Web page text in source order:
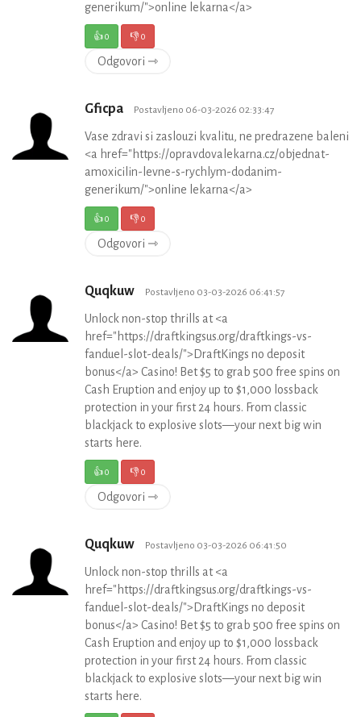
generikum/">online lekarna</a>
👍0 👎0
Odgovori ⇾
Gficpa Postavljeno 06-03-2026 02:33:47
Vase zdravi si zaslouzi kvalitu, ne predrazene baleni
<a href="https://opravdovalekarna.cz/objednat-
amoxicilin-levne-s-rychlym-dodanim-
generikum/">online lekarna</a>
👍0 👎0
Odgovori ⇾
Quqkuw Postavljeno 03-03-2026 06:41:57
Unlock non-stop thrills at <a
href="https://draftkingsus.org/draftkings-vs-
fanduel-slot-deals/">DraftKings no deposit
bonus</a> Casino! Bet $5 to grab 500 free spins on
Cash Eruption and enjoy up to $1,000 lossback
protection in your first 24 hours. From classic
blackjack to explosive slots—your next big win
starts here.
👍0 👎0
Odgovori ⇾
Quqkuw Postavljeno 03-03-2026 06:41:50
Unlock non-stop thrills at <a
href="https://draftkingsus.org/draftkings-vs-
fanduel-slot-deals/">DraftKings no deposit
bonus</a> Casino! Bet $5 to grab 500 free spins on
Cash Eruption and enjoy up to $1,000 lossback
protection in your first 24 hours. From classic
blackjack to explosive slots—your next big win
starts here.